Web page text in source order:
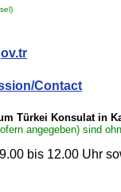
Contact
Türkei Konsulat in
angegeben) sind
bis 12.00 Uhr